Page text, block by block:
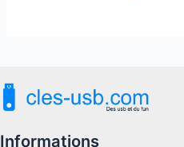
Informations